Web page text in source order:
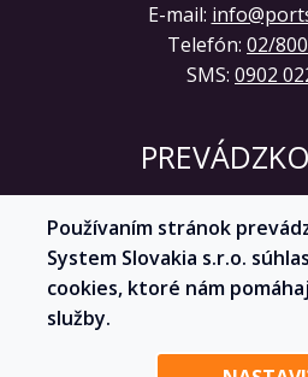
E-mail:
Telefón: 02/
SMS: 0902
PORT System
Kutlíkova
851 02
Používaním stránok
System Slovakia s.r.o.
cookies, ktoré nám
služby.